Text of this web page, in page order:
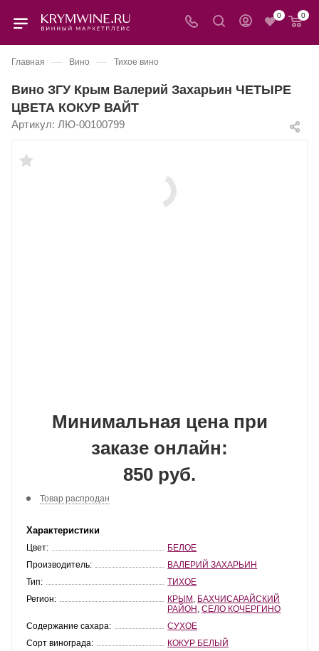
0 0
Главная — Вино — Тихое вино
Вино ЗГУ Крым Валерий Захарьин ЧЕТЫРЕ
ЦВЕТА КОКУР ВАЙТ
Артикул: ЛЮ-00100799
Минимальная цена при
заказе онлайн:
850 руб.
Товар распродан
Характеристики
Цвет:
БЕЛОЕ
Производитель:
ВАЛЕРИЙ ЗАХАРЬИН
Тип:
ТИХОЕ
Регион:
КРЫМ БАХЧИСАРАЙСКИЙ
РАЙОН ,СЕЛО КОЧЕРГИНО
Содержание сахара:
СУХОЕ
Сорт винограда:
КОКУР БЕЛЫЙ